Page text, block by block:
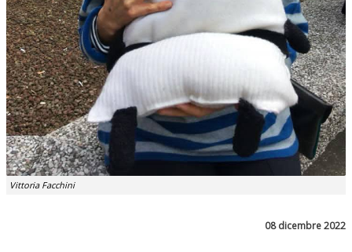
Vittoria Facchini
08 dicembre 2022